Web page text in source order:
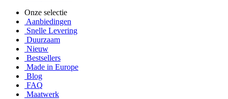
Onze selectie
Aanbiedingen
Snelle Levering
Duurzaam
Nieuw
Bestsellers
Made in Europe
Blog
FAQ
Maatwerk